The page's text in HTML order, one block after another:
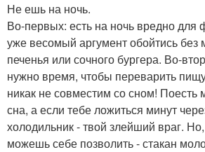
Не ешь на ночь.
Во-первых: есть на ночь вредно для
уже весомый аргумент обойтись без
печенья или сочного бургера. Во-
нужно время, чтобы переварить
никак не совместим со сном! Поесть
сна, а если тебе ложиться минут
холодильник - твой злейший враг.
можешь себе позволить - стакан